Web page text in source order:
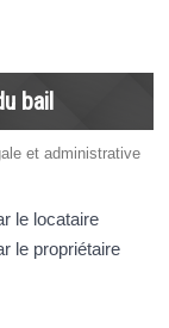
bail
et administrative
le locataire
le propriétaire